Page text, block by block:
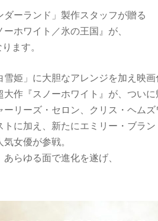
ダーランド」製作スタッフが贈る
ホワイト／氷の王国』が、
ます。
姫」に大胆なアレンジを加え映画
作『スノーホワイト』が、ついに
リーズ・セロン、クリス・ヘムズ
に加え、新たにエミリー・ブラン
女優が参戦。
らゆる面で進化を遂げ、